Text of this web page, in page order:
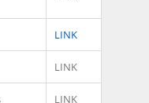
LINK
LINK
LINK